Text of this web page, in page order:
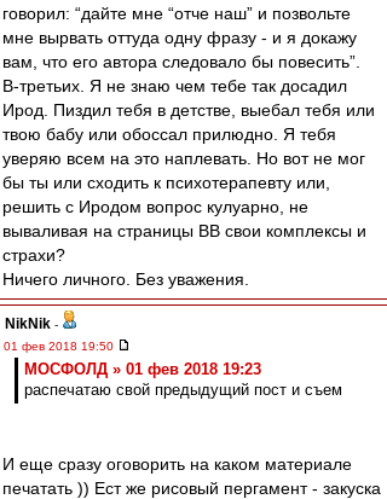
говорил: “дайте мне “отче наш” и позвольте
мне вырвать оттуда одну фразу - и я докажу
вам, что его автора следовало бы повесить”.
В-третьих. Я не знаю чем тебе так досадил
Ирод. Пиздил тебя в детстве, выебал тебя или
твою бабу или обоссал прилюдно. Я тебя
уверяю всем на это наплевать. Но вот не мог
бы ты или сходить к психотерапевту или,
решить с Иродом вопрос кулуарно, не
вываливая на страницы ВВ свои комплексы и
страхи?
Ничего личного. Без уважения.
NikNik -
01 фев 2018 19:50
МОСФОЛД » 01 фев 2018 19:23
распечатаю свой предыдущий пост и съем
И еще сразу оговорить на каком материале
печатать )) Ест же рисовый пергамент - закуска